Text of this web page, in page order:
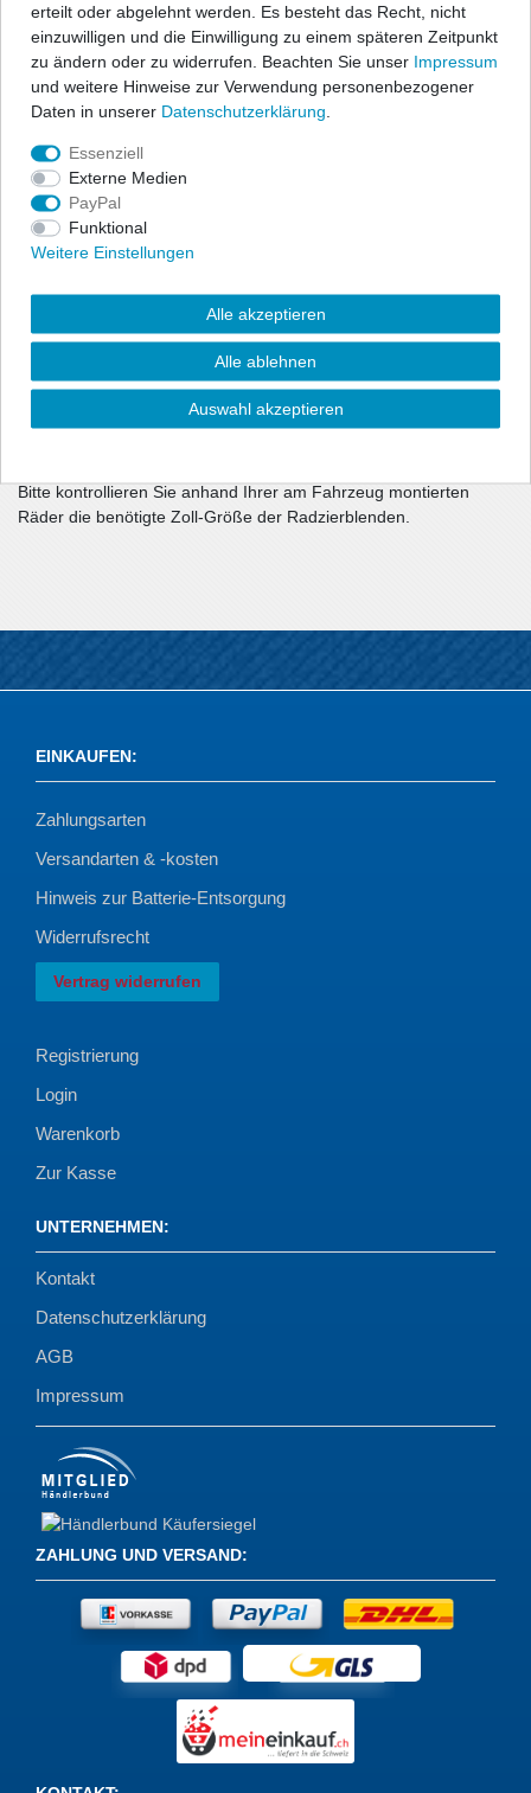
Technische Daten
Angaben Produktsicherheit
Damit Stahlfelgen-Räder attraktiver gestaltet werden können,
bietet unser Lieferprogramm eine große Anzahl an
unterschiedlichen Radzierblenden in allen gängigen Größen,
universell, für fast alle PKW, Transporter und LKW passend.
optimaler Halt durch Ringbefestigung mit
bei LKW 22,5" Verpackung/Verkauf achsweise mit 2
Bitte kontrollieren Sie anhand Ihrer am Fahrzeug montierten
Räder die benötigte Zoll-Größe der Radzierblenden.
EINKAUFEN:
Zahlungsarten
Versandarten & -kosten
Hinweis zur Batterie-Entsorgung
Widerrufsrecht
Vertrag widerrufen
Registrierung
Login
Warenkorb
Zur Kasse
UNTERNEHMEN:
Kontakt
Datenschutzerklärung
AGB
Impressum
ZAHLUNG UND VERSAND:
erteilt oder abgelehnt werden. Es besteht das Recht, nicht
einzuwilligen und die Einwilligung zu einem späteren Zeitpunkt
zu ändern oder zu widerrufen. Beachten Sie unser Impressum
und weitere Hinweise zur Verwendung personenbezogener
Daten in unserer Daten­schutz­erklärung
Essenziell
Externe Medien
PayPal
Funktional
Weitere Einstellungen
Alle akzeptieren
Alle ablehnen
Auswahl akzeptieren